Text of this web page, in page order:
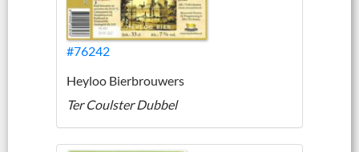
#76242
Heyloo Bierbrouwers
Ter Coulster Dubbel